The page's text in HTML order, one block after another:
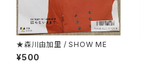
★森川由加里 / SHOW ME
¥500